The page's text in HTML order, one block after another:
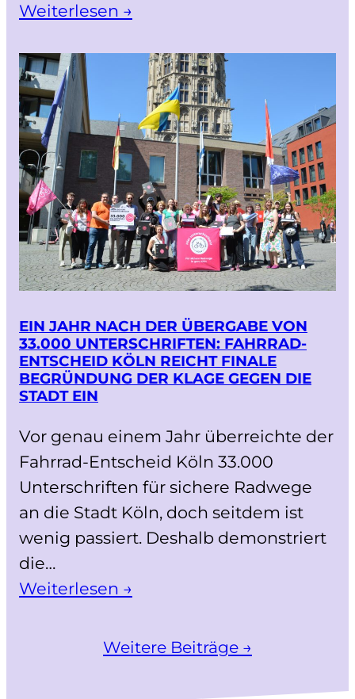
Weiterlesen →
EIN JAHR NACH DER ÜBERGABE VON
33.000 UNTERSCHRIFTEN: FAHRRAD-
ENTSCHEID KÖLN REICHT FINALE
BEGRÜNDUNG DER KLAGE GEGEN DIE
STADT EIN
Vor genau einem Jahr überreichte der
Fahrrad-Entscheid Köln 33.000
Unterschriften für sichere Radwege
an die Stadt Köln, doch seitdem ist
wenig passiert. Deshalb demonstriert
die…
Weiterlesen →
Weitere Beiträge →